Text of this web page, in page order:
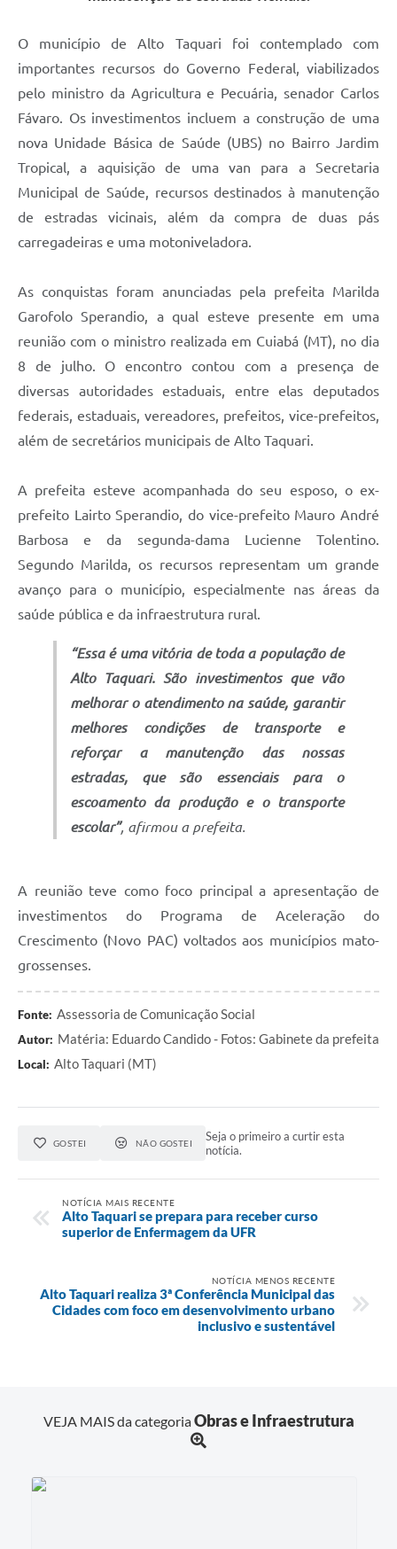
O município de Alto Taquari foi contemplado com
importantes recursos do Governo Federal, viabilizados
pelo ministro da Agricultura e Pecuária, senador Carlos
Fávaro. Os investimentos incluem a construção de uma
nova Unidade Básica de Saúde (UBS) no Bairro Jardim
Tropical, a aquisição de uma van para a Secretaria
Municipal de Saúde, recursos destinados à manutenção
de estradas vicinais, além da compra de duas pás
carregadeiras e uma motoniveladora.
As conquistas foram anunciadas pela prefeita Marilda
Garofolo Sperandio, a qual esteve presente em uma
reunião com o ministro realizada em Cuiabá (MT), no dia
8 de julho. O encontro contou com a presença de
diversas autoridades estaduais, entre elas deputados
federais, estaduais, vereadores, prefeitos, vice-prefeitos,
além de secretários municipais de Alto Taquari.
A prefeita esteve acompanhada do seu esposo, o ex-
prefeito Lairto Sperandio, do vice-prefeito Mauro André
Barbosa e da segunda-dama Lucienne Tolentino.
Segundo Marilda, os recursos representam um grande
avanço para o município, especialmente nas áreas da
saúde pública e da infraestrutura rural.
“Essa é uma vitória de toda a população de
Alto Taquari. São investimentos que vão
melhorar o atendimento na saúde, garantir
melhores condições de transporte e
reforçar a manutenção das nossas
estradas, que são essenciais para o
escoamento da produção e o transporte
escolar”, afirmou a prefeita.
A reunião teve como foco principal a apresentação de
investimentos do Programa de Aceleração do
Crescimento (Novo PAC) voltados aos municípios mato-
grossenses.
Fonte: Assessoria de Comunicação Social
Autor: Matéria: Eduardo Candido - Fotos: Gabinete da prefeita
Local: Alto Taquari (MT)
GOSTEI NÃO GOSTEI
Seja o primeiro a curtir esta
notícia.
NOTÍCIA MAIS RECENTE
Alto Taquari se prepara para receber curso
superior de Enfermagem da UFR
NOTÍCIA MENOS RECENTE
Alto Taquari realiza 3ª Conferência Municipal das
Cidades com foco em desenvolvimento urbano
inclusivo e sustentável
VEJA MAIS da categoriaObras e Infraestrutura